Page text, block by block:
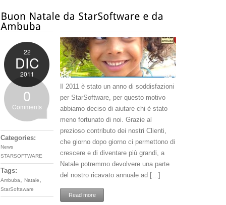
22
DIC
2011
0
Comments
Categories:
News
STARSOFTWARE
Tags:
Ambuba, Natale,
StarSoftaware
Il 2011 è stato un anno di soddisfazioni
per StarSoftware, per questo motivo
abbiamo deciso di aiutare chi è stato
meno fortunato di noi. Grazie al
prezioso contributo dei nostri Clienti,
che giorno dopo giorno ci permettono di
crescere e di diventare più grandi, a
Natale potremmo devolvere una parte
del nostro ricavato annuale ad […]
Read more